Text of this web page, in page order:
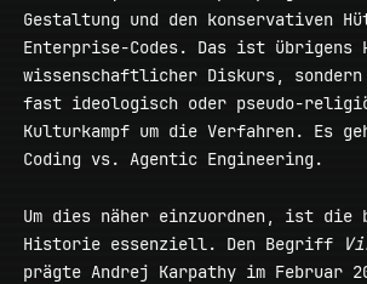
Gestaltung und den konservativen
Enterprise-Codes. Das ist übrigens
wissenschaftlicher Diskurs,
fast ideologisch oder pseudo-
Kulturkampf um die Verfahren. Es
Coding vs. Agentic Engineering.
Um dies näher einzuordnen, ist
Historie essenziell. Den Begriff
prägte Andrej Karpathy im Februar